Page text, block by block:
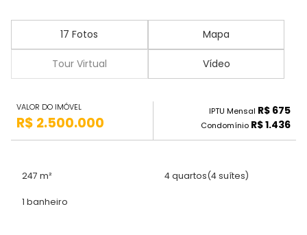
17 Fotos Mapa
Tour Virtual Vídeo
VALOR DO IMÓVEL
R$ 2.500.000
IPTU Mensal R$ 675
Condomínio R$ 1.436
247 m² 4 quartos(4 suítes)
1 banheiro